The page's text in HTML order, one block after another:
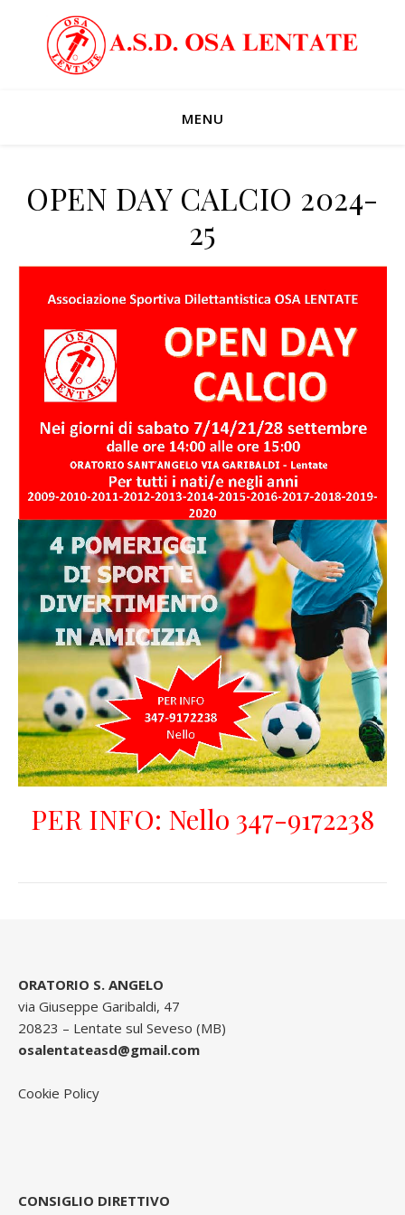
MENU
OPEN DAY CALCIO 2024-
25
PER INFO: Nello 347-9172238
ORATORIO S. ANGELO
via Giuseppe Garibaldi, 47
20823 – Lentate sul Seveso (MB)
osalentateasd@gmail.com
Cookie Policy
CONSIGLIO DIRETTIVO